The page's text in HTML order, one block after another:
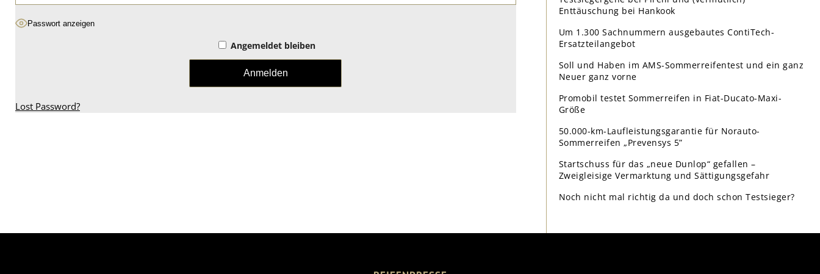
Passwort anzeigen
Angemeldet bleiben
Lost Password?
Enttäuschung bei Hankook
Um 1.300 Sachnummern ausgebautes ContiTech-
Ersatzteilangebot
Soll und Haben im AMS-Sommerreifentest und ein ganz
Neuer ganz vorne
Promobil testet Sommerreifen in Fiat-Ducato-Maxi-
Größe
50.000-km-Laufleistungsgarantie für Norauto-
Sommerreifen „Prevensys 5”
Startschuss für das „neue Dunlop“ gefallen –
Zweigleisige Vermarktung und Sättigungsgefahr
Noch nicht mal richtig da und doch schon Testsieger?